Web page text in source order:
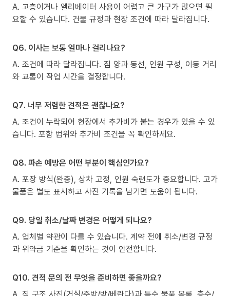
A. 고층이거나 엘리베이터 사용이 어렵고 큰 가구가 많으면 필
요할 수 있습니다. 건물 규정과 현장 조건에 따라 달라집니다.
Q6. 이사는 보통 얼마나 걸리나요?
A. 조건에 따라 달라집니다. 짐 양과 동선, 인원 구성, 이동 거리
와 교통이 작업 시간을 결정합니다.
Q7. 너무 저렴한 견적은 괜찮나요?
A. 조건이 누락되어 현장에서 추가비가 붙는 경우가 있을 수 있
습니다. 포함 범위와 추가비 조건을 꼭 확인하세요.
Q8. 파손 예방은 어떤 부분이 핵심인가요?
A. 포장 방식(완충), 상차 고정, 인원 숙련도가 중요합니다. 고가
물품은 별도 표시하고 사진 기록을 남기면 도움이 됩니다.
Q9. 당일 취소/날짜 변경은 어떻게 되나요?
A. 업체별 약관이 다를 수 있습니다. 계약 전에 취소/변경 규정
과 위약금 기준을 확인하는 것이 안전합니다.
Q10. 견적 문의 전 무엇을 준비하면 좋을까요?